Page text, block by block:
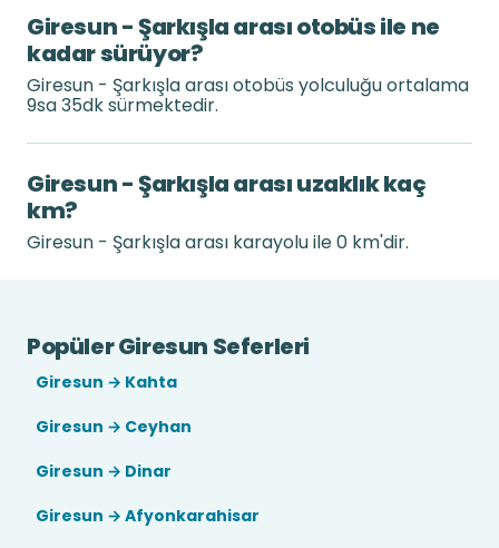
Giresun - Şarkışla arası otobüs ile ne
kadar sürüyor?
Giresun - Şarkışla arası otobüs yolculuğu ortalama
9sa 35dk sürmektedir.
Giresun - Şarkışla arası uzaklık kaç
km?
Giresun - Şarkışla arası karayolu ile 0 km'dir.
Popüler Giresun Seferleri
Giresun → Kahta
Giresun → Ceyhan
Giresun → Dinar
Giresun → Afyonkarahisar